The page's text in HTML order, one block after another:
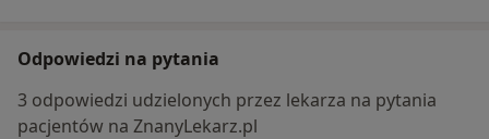
Odpowiedzi na pytania
3 odpowiedzi udzielonych przez lekarza na pytania
pacjentów na ZnanyLekarz.pl